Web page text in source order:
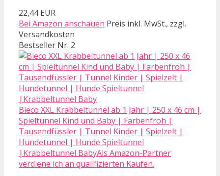
22,44 EUR
Bei Amazon anschauen Preis inkl. MwSt., zzgl.
Versandkosten
Bestseller Nr. 2
Bieco XXL Krabbeltunnel ab 1 Jahr | 250 x 46 cm |
Spieltunnel Kind und Baby | Farbenfroh |
Tausendfüssler | Tunnel Kinder | Spielzelt |
Hundetunnel | Hunde Spieltunnel
|Krabbeltunnel BabyAls Amazon-Partner
verdiene ich an qualifizierten Käufen.